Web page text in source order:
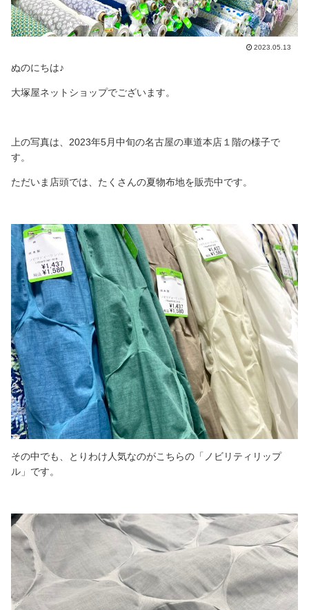
2023.05.13
ぬのにちは♪
大塚屋ネットショップでございます。
上の写真は、2023年5月中旬の名古屋の車道本店１階の様子で
す。
ただいま店頭では、たくさんの夏物布地を販売中です。
その中でも、とりわけ人気なのがこちらの「ノビリティリップ
ル」です。